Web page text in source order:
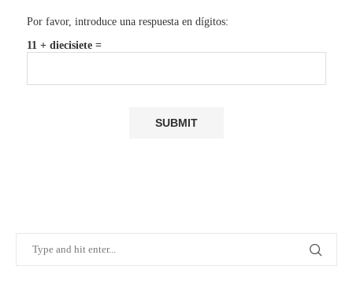
Por favor, introduce una respuesta en dígitos:
11 + diecisiete =